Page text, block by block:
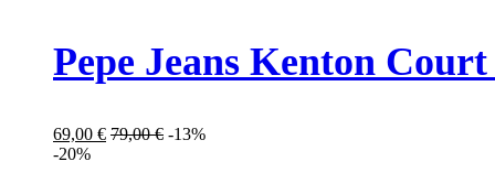
Pepe Jeans Kenton
69,00 € 79,00€ -13%
-20%